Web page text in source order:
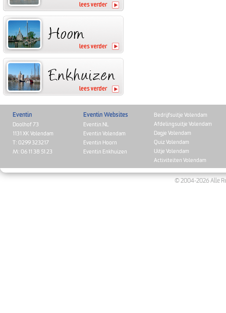
Eventin
Doolhof 73
1131 XK Volendam
T: 0299 323217
M: 06 11 38 51 23
Eventin Websites
Eventin.NL
Eventin Volendam
Eventin Hoorn
Eventin Enkhuizen
Bedrijfsuitje Volendam
Afdelingsuitje Volendam
Dagje Volendam
Quiz Volendam
Uitje Volendam
Activiteiten Volendam
© 2004-2026 Alle